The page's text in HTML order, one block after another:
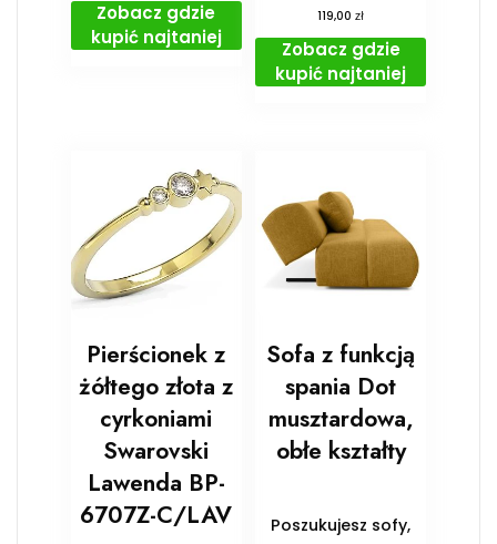
Zobacz gdzie
kupić najtaniej
119,00zł
Zobacz gdzie
kupić najtaniej
Pierścionek z
żółtego złota z
cyrkoniami
Swarovski
Lawenda BP-
6707Z-C/LAV
Sofa z funkcją
spania Dot
musztardowa,
obłe kształty
Poszukujesz sofy,